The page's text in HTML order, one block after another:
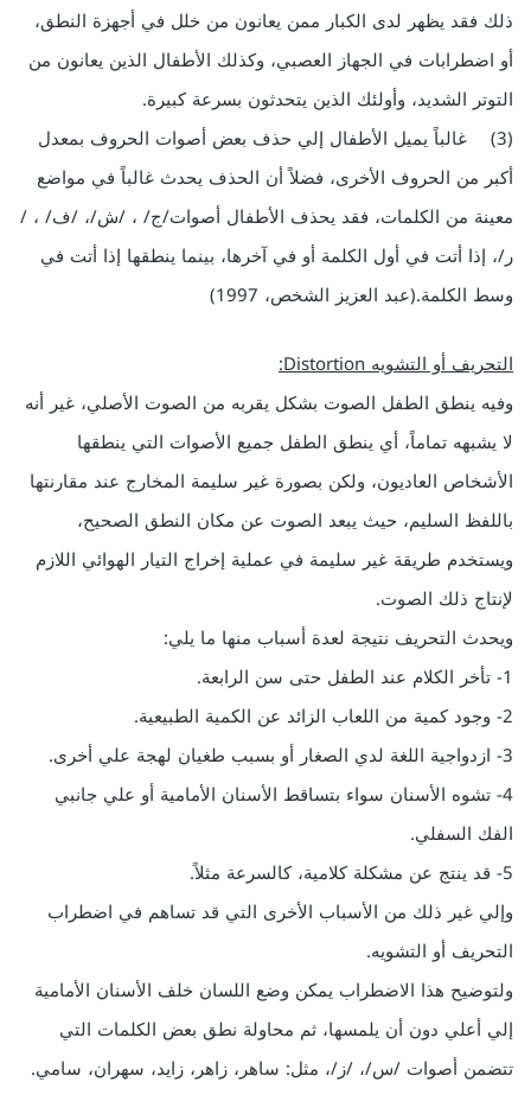
ذلك فقد يظهر لدى الكبار ممن يعانون من خلل في أجهزة النطق،
أو اضطرابات في الجهاز العصبي، وكذلك الأطفال الذين يعانون من
التوتر الشديد، وأولئك الذين يتحدثون بسرعة كبيرة.
(3) غالباً يميل الأطفال إلي حذف بعض أصوات الحروف بمعدل
أكبر من الحروف الأخرى، فضلاً أن الحذف يحدث غالباً في مواضع
معينة من الكلمات، فقد يحذف الأطفال أصوات/ج/ ، /ش/، /ف/ ، /
ر/، إذا أتت في أول الكلمة أو في آخرها، بينما ينطقها إذا أتت في
وسط الكلمة.(عبد العزيز الشخص، 1997)
التحريف أو التشويه Distortion:
وفيه ينطق الطفل الصوت بشكل يقربه من الصوت الأصلي، غير أنه
لا يشبهه تماماً، أي ينطق الطفل جميع الأصوات التي ينطقها
الأشخاص العاديون، ولكن بصورة غير سليمة المخارج عند مقارنتها
باللفظ السليم، حيث يبعد الصوت عن مكان النطق الصحيح،
ويستخدم طريقة غير سليمة في عملية إخراج التيار الهوائي اللازم
لإنتاج ذلك الصوت.
ويحدث التحريف نتيجة لعدة أسباب منها ما يلي:
1- تأخر الكلام عند الطفل حتى سن الرابعة.
2- وجود كمية من اللعاب الزائد عن الكمية الطبيعية.
3- ازدواجية اللغة لدي الصغار أو بسبب طغيان لهجة علي أخرى.
4- تشوه الأسنان سواء بتساقط الأسنان الأمامية أو علي جانبي
الفك السفلي.
5- قد ينتج عن مشكلة كلامية، كالسرعة مثلاً.
وإلي غير ذلك من الأسباب الأخرى التي قد تساهم في اضطراب
التحريف أو التشويه.
ولتوضيح هذا الاضطراب يمكن وضع اللسان خلف الأسنان الأمامية
إلي أعلي دون أن يلمسها، ثم محاولة نطق بعض الكلمات التي
تتضمن أصوات /س/، /ز/، مثل: ساهر، زاهر، زايد، سهران، سامي.